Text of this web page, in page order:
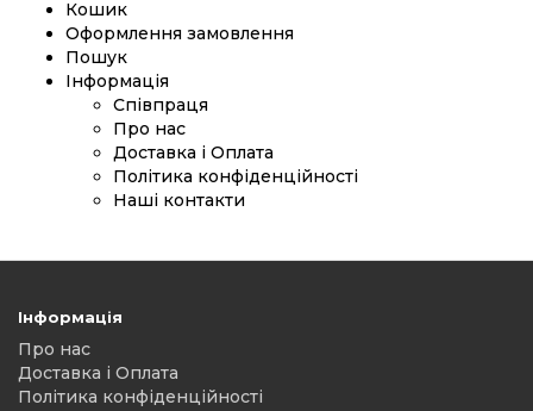
Кошик
Оформлення замовлення
Пошук
Інформація
Співпраця
Про нас
Доставка і Оплата
Політика конфіденційності
Наші контакти
Інформація
Про нас
Доставка і Оплата
Політика конфіденційності